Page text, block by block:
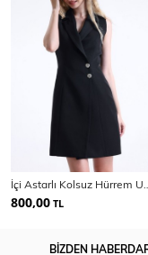
800,00 TL
BİZDEN